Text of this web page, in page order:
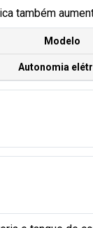
também
Modelo
Autonomia